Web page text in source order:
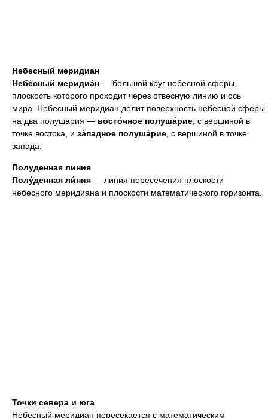
Небесный меридиан
Небе́сный меридиа́н — большой круг небесной сферы,
плоскость которого проходит через отвесную линию и ось
мира. Небесный меридиан делит поверхность небесной сферы
на два полушария — восто́чное полуша́рие , с вершиной в
точке востока, и за́падное полуша́рие , с вершиной в точке
запада.
Полуденная линия
Полу́денная ли́ния — линия пересечения плоскости
небесного меридиана и плоскости математического горизонта.
Точки севера и юга
Небесный меридиан пересекается с математическим